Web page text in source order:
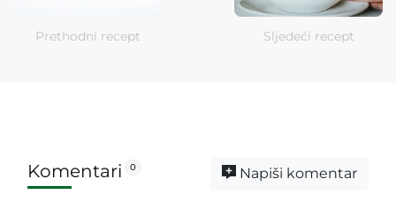
Prethodni recept Sljedeći recept
Komentari 0 Napiši komentar